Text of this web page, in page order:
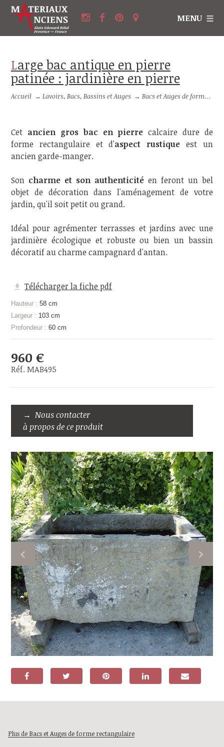
MENU
Large bac antique en pierre
patinée : jardinière en pierre
Accueil → Lavoirs, Bacs, Bassins et Auges →Bacs et Auges de forme rectangulaire
Cet ancien gros bac en pierre calcaire dure de
forme rectangulaire et d'aspect rustique est un
ancien garde-manger.
Son charme et son authenticité en feront un bel
objet de décoration dans l'aménagement de votre
jardin, qu'il soit petit ou grand.
Idéal pour agrémenter terrasses et jardins avec une
jardinière écologique et robuste ou bien un bassin
décoratif au charme campagnard d'antan.
Télécharger la fiche pdf
Hauteur : 58 cm
Largeur : 103 cm
Profondeur : 60 cm
960 €
Réf. MAB495
Nous contacter
à propos de ce produit
Plus de Bacs et Auges de forme rectangulaire